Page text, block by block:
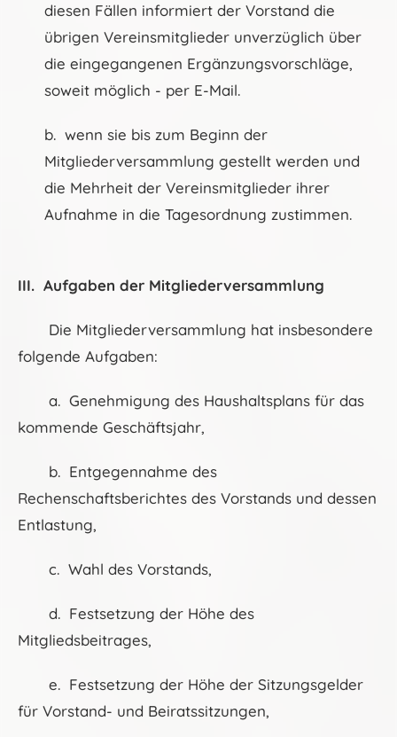
diesen Fällen informiert der Vorstand die
übrigen Vereinsmitglieder unverzüglich über
die eingegangenen Ergänzungsvorschläge,
soweit möglich - per E-Mail.
b. wenn sie bis zum Beginn der
Mitgliederversammlung gestellt werden und
die Mehrheit der Vereinsmitglieder ihrer
Aufnahme in die Tagesordnung zustimmen.
III. Aufgaben der Mitgliederversammlung
Die Mitgliederversammlung hat insbesondere
folgende Aufgaben:
a. Genehmigung des Haushaltsplans für das
kommende Geschäftsjahr,
b. Entgegennahme des
Rechenschaftsberichtes des Vorstands und dessen
Entlastung,
c. Wahl des Vorstands,
d. Festsetzung der Höhe des
Mitgliedsbeitrages,
e. Festsetzung der Höhe der Sitzungsgelder
für Vorstand- und Beiratssitzungen,